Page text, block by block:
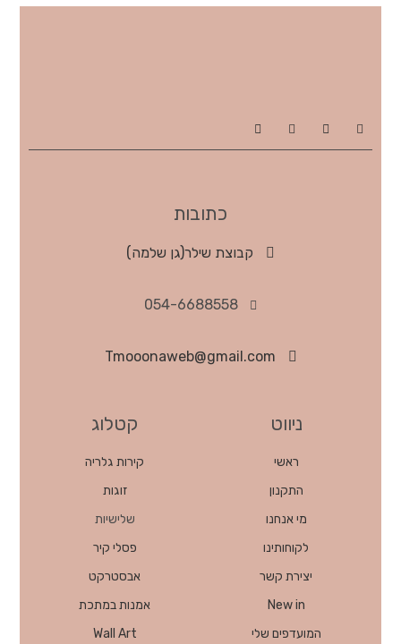
כתובות
קבוצת שילר(גן שלמה)
054-6688558
Tmooonaweb@gmail.com
ניווט
ראשי
התקנון
מי אנחנו
לקוחותינו
יצירת קשר
New in
המועדפים שלי
קטלוג
קירות גלריה
זוגות
שלישיות
פסלי קיר
אבסטרקט
אמנות במתכת
Wall Art